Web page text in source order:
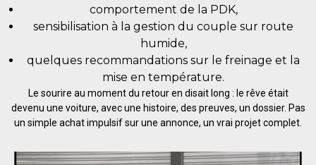
comportement de la PDK,
sensibilisation à la gestion du couple sur route
humide,
quelques recommandations sur le freinage et la
mise en température.
Le sourire au moment du retour en disait long : le rêve était
devenu une voiture, avec une histoire, des preuves, un dossier. Pas
un simple achat impulsif sur une annonce, un vrai projet complet.